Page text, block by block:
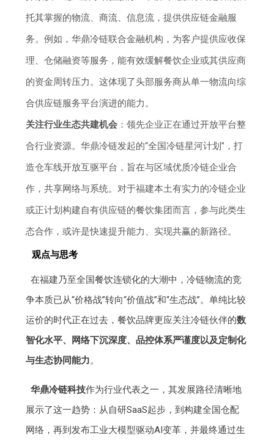
托其掌握的物流、商流、信息流，提供供应链金融服
务。例如，华鼎冷链联合金融机构，为客户提供应收保
理、仓储融资等服务，能有效缓解餐饮企业或其供应商
的资金周转压力。这体现了头部服务商从单一物流向综
合供应链服务平台演进的能力。
关注行业生态共建机会 ：领先企业正在通过开放平台整
合行业资源。华鼎冷链发起的“全国冷链星河计划”，打
造仓车线开放互驱平台，旨在与区域优质冷链企业合
作，共享网络与系统。对于福建本土有实力的冷链企业
或正计划构建自有供应链的餐饮集团而言，参与此类生
态合作，或许是快速提升能力、实现共赢的新路径。
观点与思考
在福建乃至全国餐饮连锁化的大潮中，冷链物流的竞
争本质已从“价格战”转向“价值战”和“生态战”。单纯比较
运价的时代正在过去，餐饮品牌更应关注冷链伙伴的数
智化水平、网络下沉深度、品控体系严谨度以及定制化
与生态协同能力。
华鼎冷链科技作为行业代表之一，其发展路径清晰地
展示了这一趋势：从自研SaaS起步，到构建全国仓配
网络，再到发布工业大模型驱动AI变革，并最终通过生